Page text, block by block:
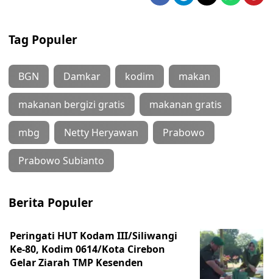
Tag Populer
BGN Damkar kodim makan
makanan bergizi gratis makanan gratis
mbg Netty Heryawan Prabowo
Prabowo Subianto
Berita Populer
Peringati HUT Kodam III/Siliwangi
Ke-80, Kodim 0614/Kota Cirebon
Gelar Ziarah TMP Kesenden